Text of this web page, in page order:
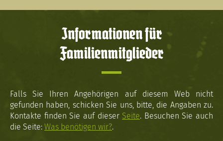
Informationen für
Familienmitglieder
Falls Sie Ihren Angehörigen auf diesem Web nicht
gefunden haben, schicken Sie uns, bitte, die Angaben zu.
Kontakte finden Sie auf dieser Seite. Besuchen Sie auch
die Seite: Was benötigen wir?.